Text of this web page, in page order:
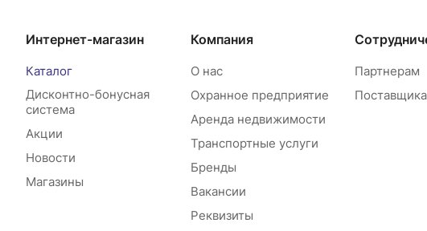
Интернет-магазин
Каталог
Дисконтно-бонусная
система
Акции
Новости
Магазины
Компания
О нас
Охранное предприятие
Аренда недвижимости
Транспортные услуги
Бренды
Вакансии
Реквизиты
Партнерам